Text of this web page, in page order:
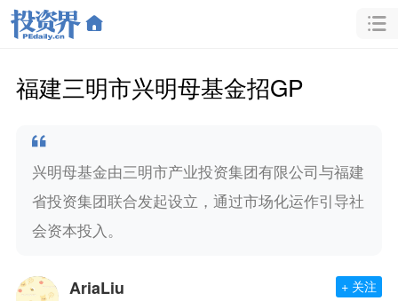
福建三明市兴明母基金招GP
兴明母基金由三明市产业投资集团有限公司与福建
省投资集团联合发起设立，通过市场化运作引导社
会资本投入。
AriaLiu + 关注